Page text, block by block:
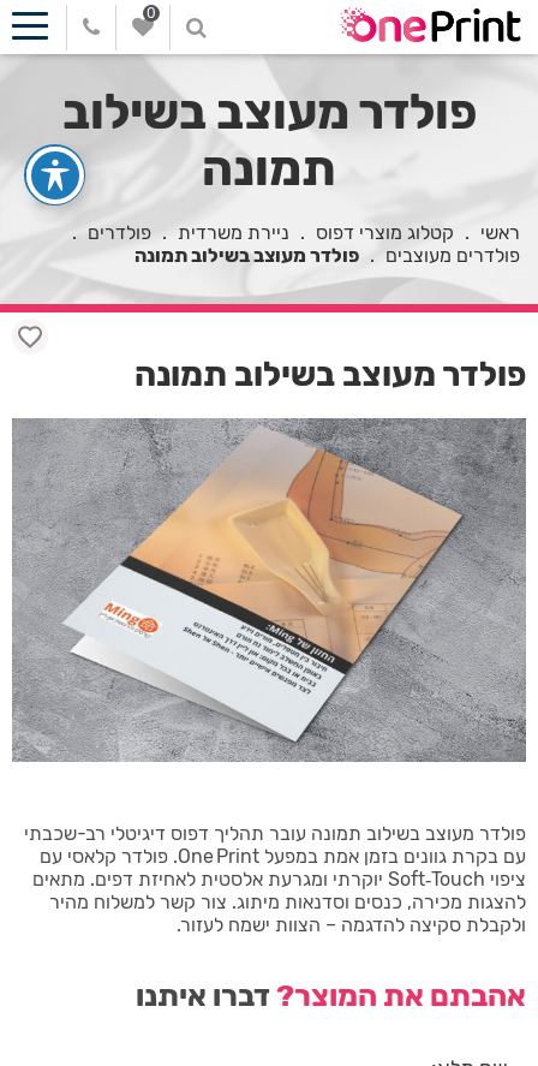
0
פולדר מעוצב בשילוב
תמונה
ראשי . קטלוג מוצרי דפוס . ניירת משרדית . פולדרים .
פולדרים מעוצבים . פולדר מעוצב בשילוב תמונה
פולדר מעוצב בשילוב תמונה עובר תהליך דפוס דיגיטלי רב-שכבתי
עם בקרת גוונים בזמן אמת במפעל One Print. פולדר קלאסי עם
ציפוי Soft‑Touch יוקרתי ומגרעת אלסטית לאחיזת דפים. מתאים
להצגות מכירה, כנסים וסדנאות מיתוג. צור קשר למשלוח מהיר
ולקבלת סקיצה להדגמה – הצוות ישמח לעזור.
אהבתם את המוצר?דברו איתנו
פולדר מעוצב בשילוב תמונה